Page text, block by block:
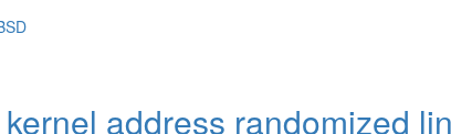
address randomized